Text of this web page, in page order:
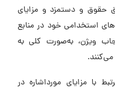
حقوق و دستمزد و مزایای
استخدامی خود در منابع
جاب ویژن، به‌صورت کلی به
با مزایای مورداشاره در